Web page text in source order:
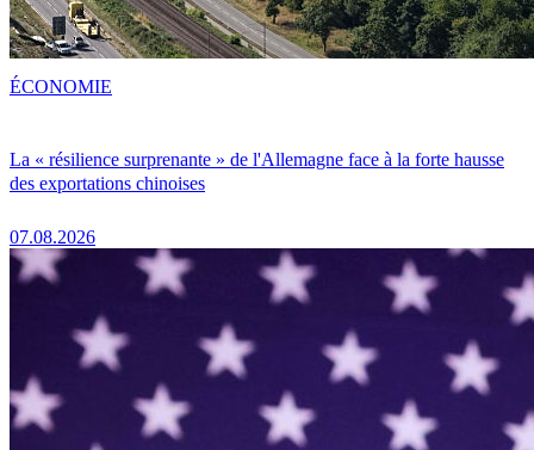
La « résilience surprenante » de l'Allemagne face à la forte hausse
des exportations chinoises
07.08.2026
ÉCONOMIE